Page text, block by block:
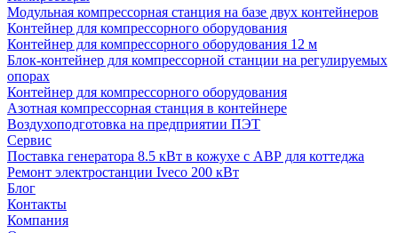
Модульная компрессорная станция на базе двух контейнеров
Контейнер для компрессорного оборудования
Контейнер для компрессорного оборудования 12 м
Блок-контейнер для компрессорной станции на регулируемых
опорах
Контейнер для компрессорного оборудования
Азотная компрессорная станция в контейнере
Воздухоподготовка на предприятии ПЭТ
Сервис
Поставка генератора 8.5 кВт в кожухе с АВР для коттеджа
Ремонт электростанции Iveco 200 кВт
Блог
Контакты
Компания